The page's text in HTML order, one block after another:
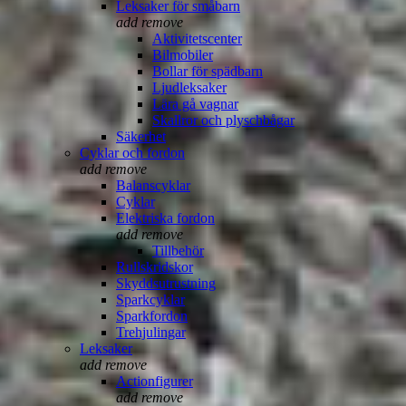
Leksaker för småbarn
add remove
Aktivitetscenter
Bilmobiler
Bollar för spädbarn
Ljudleksaker
Lära gå vagnar
Skallror och plyschbågar
Säkerhet
Cyklar och fordon
add remove
Balanscyklar
Cyklar
Elektriska fordon
add remove
Tillbehör
Rullskridskor
Skyddsutrustning
Sparkcyklar
Sparkfordon
Trehjulingar
Leksaker
add remove
Actionfigurer
add remove